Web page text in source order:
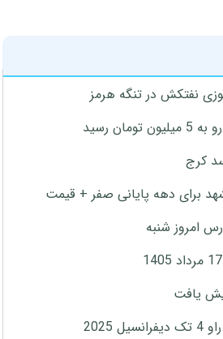
نفتکش در تنگه هرمز
رسید
کرج
برای دهه پایانی صفر + قیمت
امروز شنبه
یافت